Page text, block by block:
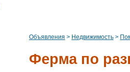
Объявления > Недвижимость >
Ферма по